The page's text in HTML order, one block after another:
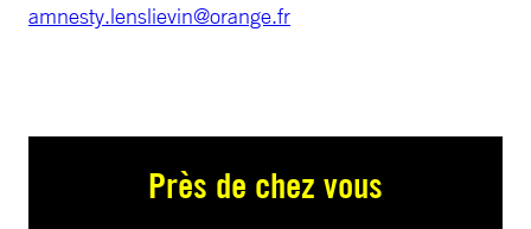
amnesty.lenslievin@orange.fr
Près de chez vous